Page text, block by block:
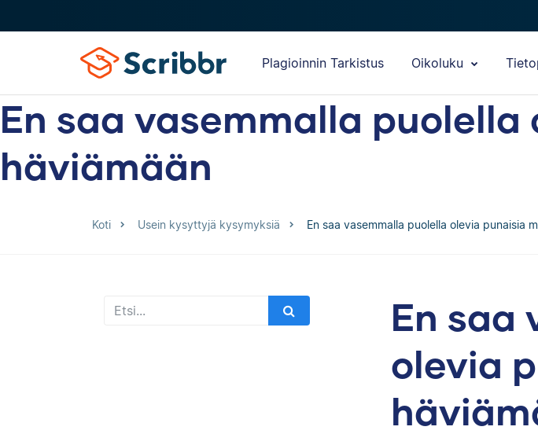
Plagioinnin Tarkistus Oikoluku
En saa vasemmalla
häviämään
Koti Usein kysyttyjä kysymyksiä En saa vasemmalla puolella olevia punaisia
En saa
olevia